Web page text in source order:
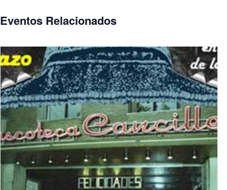
Eventos Relacionados